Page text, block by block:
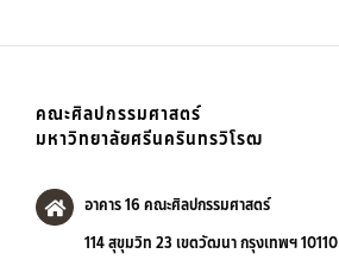
คณะศิลปกรรมศาสตร์
มหาวิทยาลัยศรีนครินทรวิโรฒ
อาคาร 16 คณะศิลปกรรมศาสตร์
114 สุขุมวิท 23 เขตวัฒนา กรุงเทพฯ 10110